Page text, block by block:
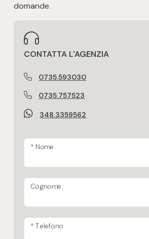
domande.
CONTATTA L'AGENZIA
0735.593030
0735.757523
348.3359562
* Nome
Cognome
* Telefono